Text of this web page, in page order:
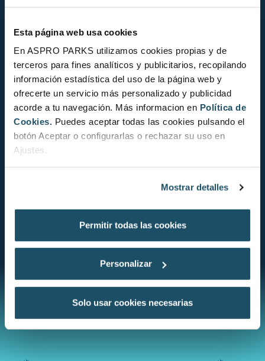
Esta página web usa cookies
En ASPRO PARKS utilizamos cookies propias y de
terceros para fines analíticos y publicitarios, recopilando
información estadística del uso de la página web y
ofrecerte un servicio más personalizado y publicidad
acorde a tu navegación. Más informacion en Política de
Cookies. Puedes aceptar todas las cookies pulsando el
botón Aceptar o configurarlas o rechazar su uso en
Ajustes.
Mostrar detalles
Permitir todas las cookies
Personalizar
Solo usar cookies necesarias
ESTAT DE CONSERVACIÓ
NO EVALUAT